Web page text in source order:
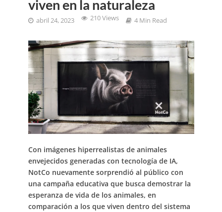
viven en la naturaleza
abril 24, 2023 210 Views 4 Min Read
Con imágenes hiperrealistas de animales
envejecidos generadas con tecnología de IA,
NotCo nuevamente sorprendió al público con
una campaña educativa que busca demostrar la
esperanza de vida de los animales, en
comparación a los que viven dentro del sistema